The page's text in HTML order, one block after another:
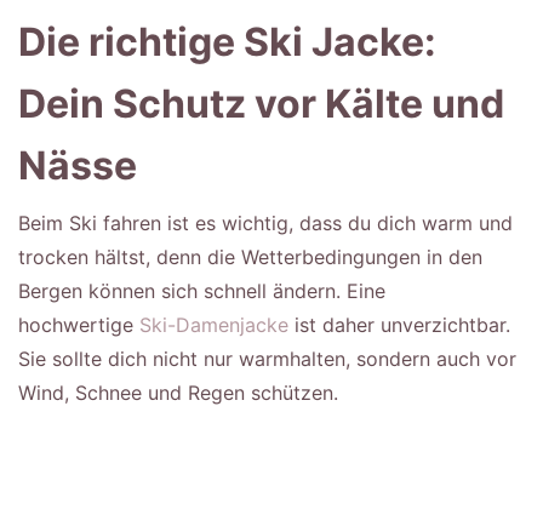
Die richtige Ski Jacke:
Dein Schutz vor Kälte und
Nässe
Beim Ski fahren ist es wichtig, dass du dich warm und
trocken hältst, denn die Wetterbedingungen in den
Bergen können sich schnell ändern. Eine
hochwertige Ski-Damenjacke ist daher unverzichtbar.
Sie sollte dich nicht nur warmhalten, sondern auch vor
Wind, Schnee und Regen schützen.